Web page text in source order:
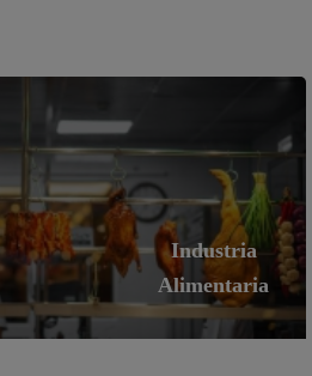
Industria
Alimentaria